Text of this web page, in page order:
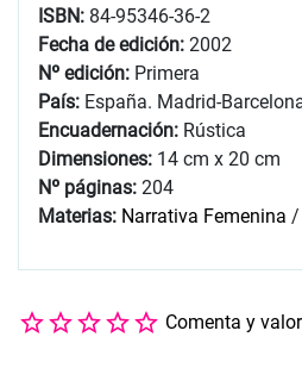
ISBN: 84-95346-36-2
Fecha de edición: 2002
Nº edición: Primera
País: España. Madrid-
Encuadernación: Rústica
Dimensiones: 14 cm x 20 cm
Nº páginas: 204
Materias: Narrativa Femenina /
Comenta y